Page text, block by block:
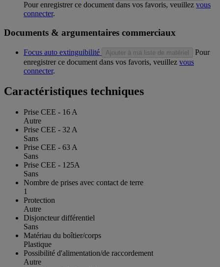
Pour enregistrer ce document dans vos favoris, veuillez vous
connecter.
Documents & argumentaires commerciaux
Focus auto extinguibilité Ajouter à ma liste de matériel
Pour
enregistrer ce document dans vos favoris, veuillez vous
connecter.
Caractéristiques techniques
Prise CEE - 16 A
Autre
Prise CEE - 32 A
Sans
Prise CEE - 63 A
Sans
Prise CEE - 125A
Sans
Nombre de prises avec contact de terre
1
Protection
Autre
Disjoncteur différentiel
Sans
Matériau du boîtier/corps
Plastique
Possibilité d'alimentation/de raccordement
Autre